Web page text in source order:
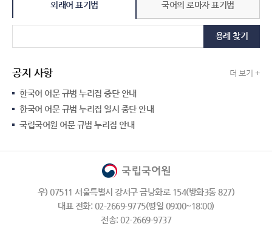
외래어 표기법 국어의 로마자 표기법
용례 찾기
공지 사항 더 보기 +
한국어 어문 규범 누리집 중단 안내
한국어 어문 규범 누리집 일시 중단 안내
국립국어원 어문 규범 누리집 안내
우) 07511 서울특별시 강서구 금낭화로 154(방화3동 827)
대표 전화: 02-2669-9775(평일 09:00~18:00)
전송: 02-2669-9737